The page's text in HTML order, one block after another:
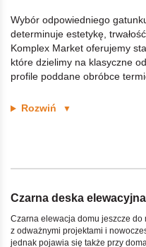
Wybór odpowiedniego
determinuje estetykę,
Komplex Market oferujemy
które dzielimy na klasyczne
profile poddane obróbce
Rozwiń ▼
Czarna deska
Czarna elewacja domu jeszcze do
z odważnymi projektami i
jednak pojawia się także przy